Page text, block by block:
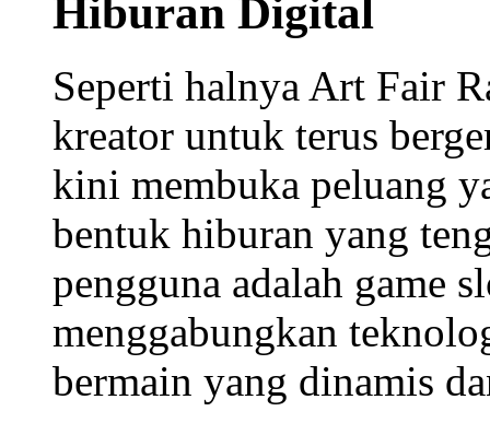
Hiburan Digital
Seperti halnya Art Fair
kreator untuk terus
kini membuka peluang
bentuk hiburan yang
pengguna adalah game
menggabungkan
bermain yang dinamis